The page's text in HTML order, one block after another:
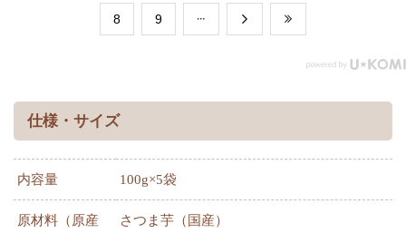
​8 ​9
仕様・サイズ
内容量 100g×5袋
原材料（原産
さつま芋（国産）